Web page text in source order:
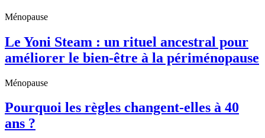
Ménopause
Le Yoni Steam : un rituel ancestral pour
améliorer le bien-être à la périménopause
Ménopause
Pourquoi les règles changent-elles à 40
ans ?